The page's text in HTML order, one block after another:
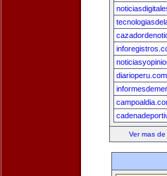
diarioperu.com
Ver mas